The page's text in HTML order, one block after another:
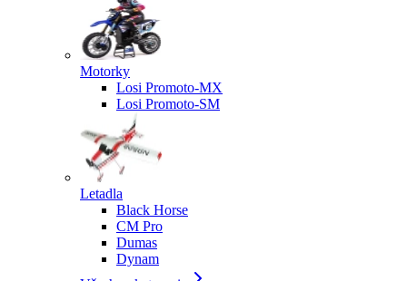
Motorky
Losi Promoto-MX
Losi Promoto-SM
Letadla
Black Horse
CM Pro
Dumas
Dynam